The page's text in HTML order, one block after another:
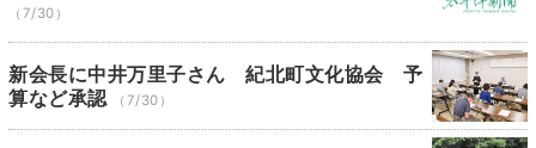
（7/30）
新会長に中井万里子さん 紀北町文化協会 予
算など承認
（7/30）